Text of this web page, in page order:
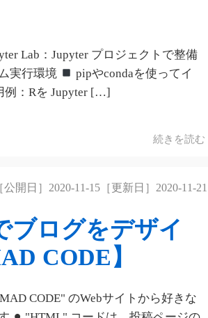
Lab：Jupyter プロジェクトで整備
実行環境
pipやcondaを使ってイ
例：Rを Jupyter […]
続きを読む
公開日］2020-11-15［更新日］2020-11-21
ブログをデザイ
CODE】
CODE" のWebサイトから好きな